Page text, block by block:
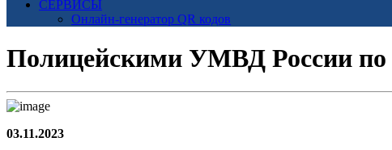
СЕРВИСЫ
Онлайн-генератор QR кодов
Полицейскими УМВД России по
03.11.2023